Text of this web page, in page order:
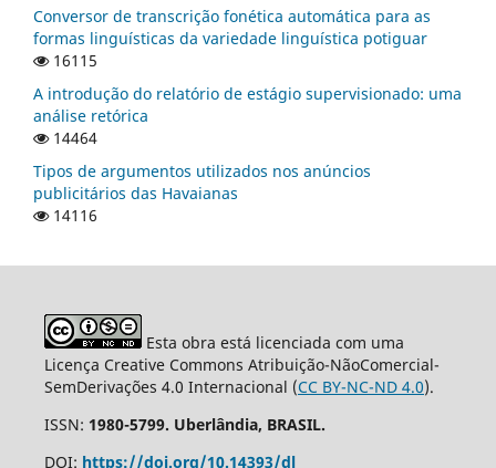
Conversor de transcrição fonética automática para as
formas linguísticas da variedade linguística potiguar
16115
A introdução do relatório de estágio supervisionado: uma
análise retórica
14464
Tipos de argumentos utilizados nos anúncios
publicitários das Havaianas
14116
Esta obra está licenciada com uma
Licença Creative Commons Atribuição-NãoComercial-
SemDerivações 4.0 Internacional (CC BY-NC-ND 4.0).
ISSN: 1980-5799. Uberlândia, BRASIL.
DOI: https://doi.org/10.14393/dl